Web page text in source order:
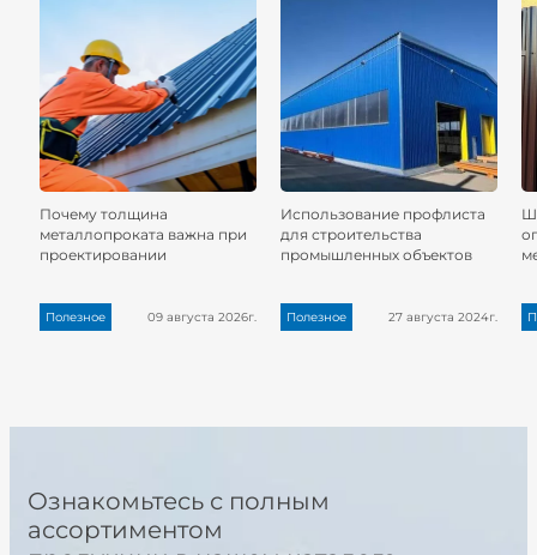
Почему толщина
металлопроката важна при
проектировании
Полезное 09 августа 2026г.
Использование профлиста
для строительства
промышленных объектов
Полезное 27 августа 2024г.
Ознакомьтесь с полным
ассортиментом